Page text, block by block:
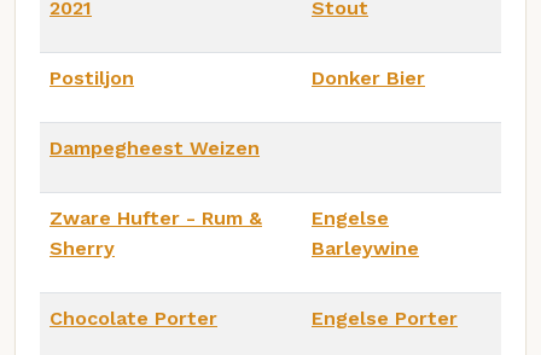
2021
Stout
Postiljon Donker Bier
Dampegheest Weizen
Zware Hufter - Rum &
Sherry
Engelse
Barleywine
Chocolate Porter Engelse Porter